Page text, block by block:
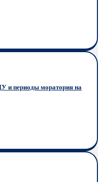
и периоды моратория на